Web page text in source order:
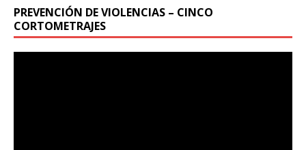
PREVENCIÓN DE VIOLENCIAS – CINCO
CORTOMETRAJES